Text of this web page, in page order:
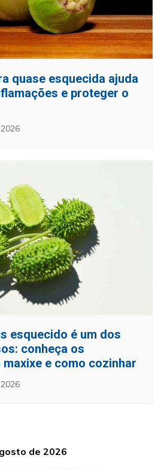
quase esquecida ajuda
e proteger o
esquecido é um dos
conheça os
e como cozinhar
de 2026